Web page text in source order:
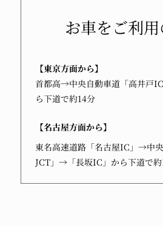
お車をご利
【東京方面から】
首都高→中央自動車道「高井戸
ら下道で約14分
【名古屋方面から】
東名高速道路「名古屋IC」→中
JCT」→「長坂IC」から下道で